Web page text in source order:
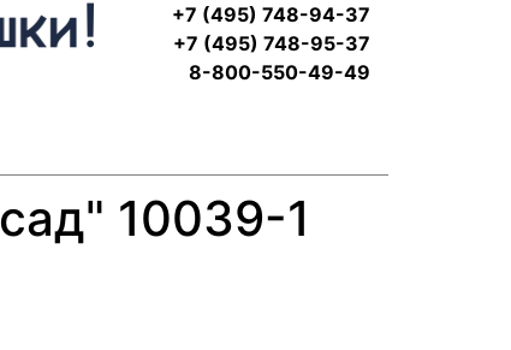
+7 (495) 748-94-37
+7 (495) 748-95-37
8-800-550-49-49
10039-1